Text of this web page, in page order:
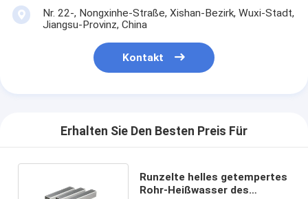
Nr. 22-, Nongxinhe-Straße, Xishan-Bezirk, Wuxi-Stadt,
Jiangsu-Provinz, China
Kontakt
Erhalten Sie Den Besten Preis Für
Runzelte helles getempertes
Rohr-Heißwasser des